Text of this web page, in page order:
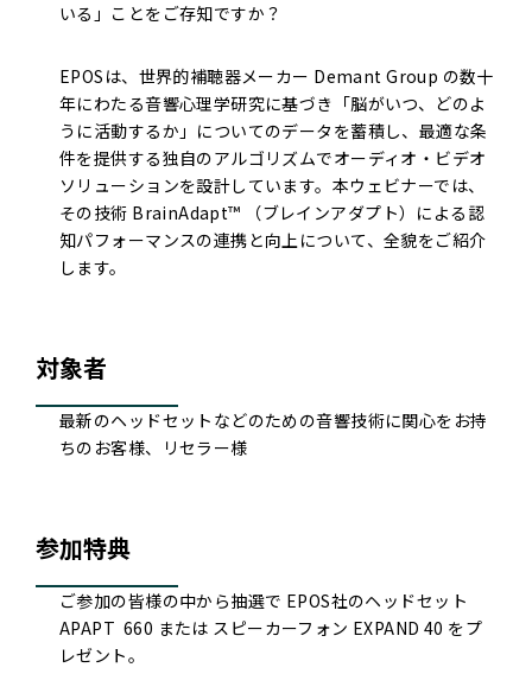
いる」ことをご存知ですか？
EPOSは、世界的補聴器メーカー Demant Group の数十
年にわたる音響心理学研究に基づき「脳がいつ、どのよ
うに活動するか」についてのデータを蓄積し、最適な条
件を提供する独自のアルゴリズムでオーディオ・ビデオ
ソリューションを設計しています。本ウェビナーでは、
その技術 BrainAdapt™ （ブレインアダプト）による認
知パフォーマンスの連携と向上について、全貌をご紹介
します。
対象者
最新のヘッドセットなどのための音響技術に関心をお持
ちのお客様、リセラー様
参加特典
ご参加の皆様の中から抽選で EPOS社のヘッドセット
APAPT 660 または スピーカーフォン EXPAND 40 をプ
レゼント。